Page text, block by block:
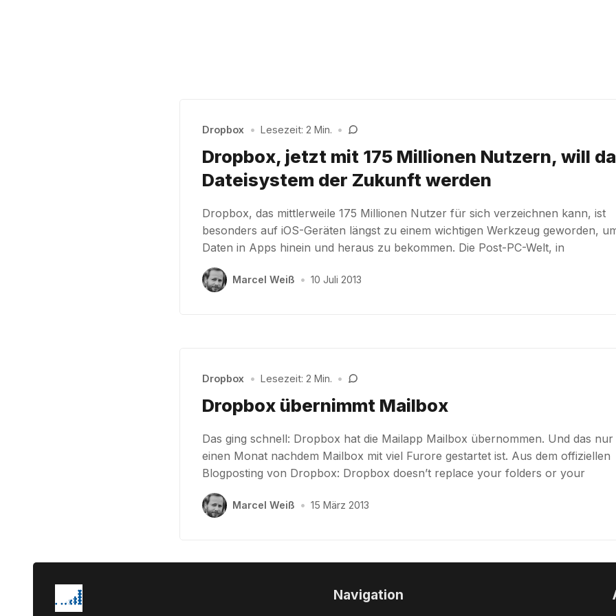
Dropbox • Lesezeit: 2 Min. •
Dropbox, jetzt mit 175 Millionen Nutzern, will
Dateisystem der Zukunft werden
Dropbox, das mittlerweile 175 Millionen Nutzer für sich verzeichnen kann, ist
besonders auf iOS-Geräten längst zu einem wichtigen Werkzeug geworden,
Daten in Apps hinein und heraus zu bekommen. Die Post-PC-Welt, in
Marcel Weiß • 10 Juli 2013
Dropbox • Lesezeit: 2 Min. •
Dropbox übernimmt Mailbox
Das ging schnell: Dropbox hat die Mailapp Mailbox übernommen. Und das nur
einen Monat nachdem Mailbox mit viel Furore gestartet ist. Aus dem offiziellen
Blogposting von Dropbox: Dropbox doesn’t replace your folders or your
Marcel Weiß • 15 März 2013
Navigation